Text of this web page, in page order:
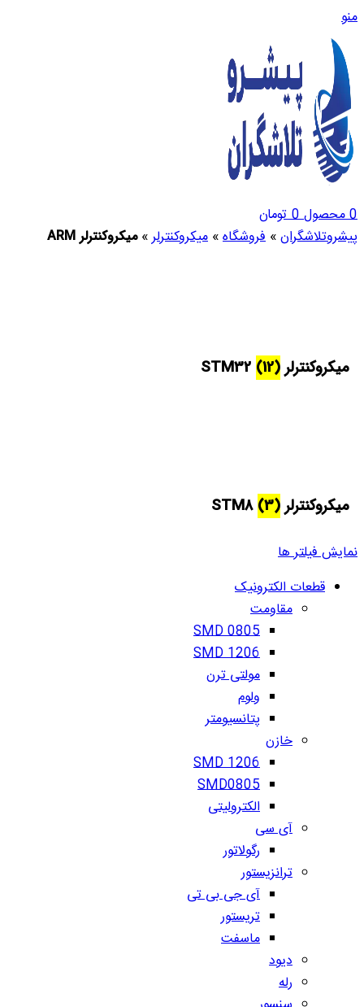
منو
0محصول0تومان
پیشروتلاشگران» فروشگاه» میکروکنترلر»میکروکنترلر ARM
میکروکنترلر STM32(12)
میکروکنترلر STM8(3)
نمایش فیلتر ها
قطعات الکترونیک
مقاومت
SMD 0805
SMD 1206
مولتی ترن
ولوم
پتانسیومتر
خازن
SMD 1206
SMD0805
الکترولیتی
آی سی
رگولاتور
ترانزیستور
آی جی بی تی
تریستور
ماسفت
دیود
رله